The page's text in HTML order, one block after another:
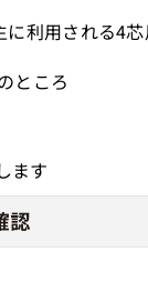
利用される4芯
ところ
ます